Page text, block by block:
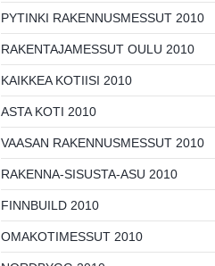
PYTINKI RAKENNUSMESSUT 2010
RAKENTAJAMESSUT OULU 2010
KAIKKEA KOTIISI 2010
ASTA KOTI 2010
VAASAN RAKENNUSMESSUT 2010
RAKENNA-SISUSTA-ASU 2010
FINNBUILD 2010
OMAKOTIMESSUT 2010